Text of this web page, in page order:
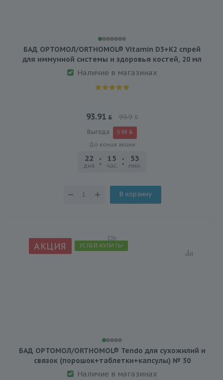
БАД ОРТОМОЛ/ORTHOMOL® Vitamin D3+K2 спрей
для иммунной системы и здоровья костей, 20 мл
Наличие в магазинах
93.91 99.9
Выгода 5.99
До конца акции
22
дня
15
час.
53
мин.
В корзину
АКЦИЯ УСПЕЙ КУПИТЬ!
БАД ОРТОМОЛ/ORTHOMOL® Tendo для сухожилий и
связок (порошок+таблетки+капсулы) № 30
Наличие в магазинах